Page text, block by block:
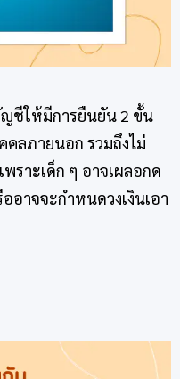
ชีให้มีการยืนยัน 2 ขั้น
ลภายนอก รวมถึงไม่
ราะเด็ก ๆ อาจเผลอกด
อาจจะกำหนดวงเงินเอา